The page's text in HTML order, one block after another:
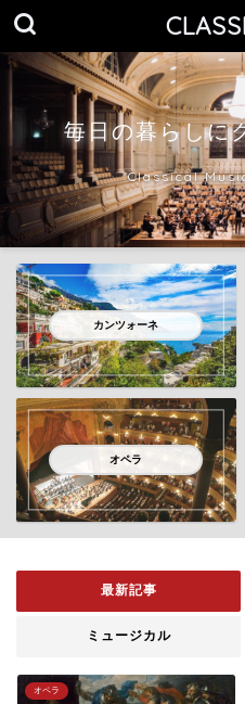
毎日の暮らしに
Classical
カンツォーネ
オペラ
最新記事
ミュージカル
オペラ